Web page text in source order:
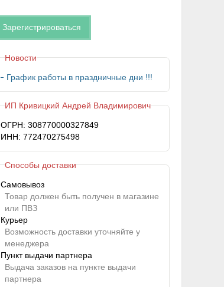
Зарегистрироваться
Новости
График работы в праздничные дни !!!
ИП Кривицкий Андрей Владимирович
ОГРН: 308770000327849
ИНН: 772470275498
Способы доставки
Самовывоз
Товар должен быть получен в магазине
или ПВЗ
Курьер
Возможность доставки уточняйте у
менеджера
Пункт выдачи партнера
Выдача заказов на пункте выдачи
партнера